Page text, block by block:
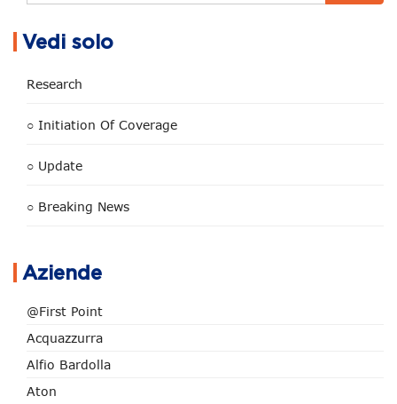
Vedi solo
Research
○ Initiation Of Coverage
○ Update
○ Breaking News
Aziende
@First Point
Acquazzurra
Alfio Bardolla
Aton